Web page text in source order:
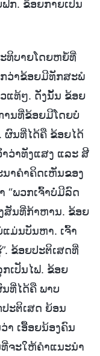
ກ. ຂ້ອຍກາຍເປັນ
ທິບາຍໂດຍຫຍໍ້ທີ່
ວ່າຂ້ອຍມີທັກສະພໍ
ແທ້ໆ. ດັ່ງນັ້ນ ຂ້ອຍ
ນທີ່ຂ້ອຍມີໂດຍບໍ່
ນທີ່ໄດ້ຄື ຂ້ອຍໄດ້
ວ່າທັງແສງ ແລະ ສີ
າຄຳຄິດເຫັນຂອງ
“ພວກເຈົ້າບໍ່ມີລົດ
ສັນທີ່ກ້າຫານ. ຂ້ອຍ
ມ່ນບັນຫາ. ເຈົ້າ
ຂ້ອຍປະຕິເສດທີ່
ເປັນໄຟ. ຂ້ອຍ
ທີ່ໄດ້ຄື ພາບ
ະຕິເສດ ຍ້ອນ
າ ເອື້ອຍນ້ອງຄົນ
ຈະໃຫ້ຄຳແນະນຳ